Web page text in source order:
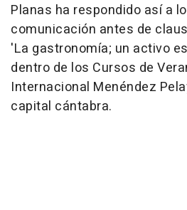
Planas ha respondido así a
comunicación antes de
'La gastronomía; un activo
dentro de los Cursos de
Internacional Menéndez
capital cántabra.